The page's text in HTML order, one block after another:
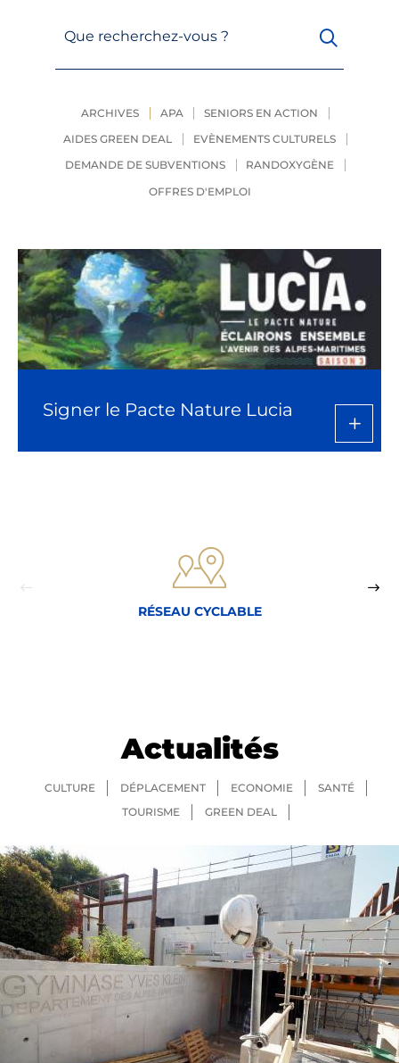
Que recherchez-vous ?
ARCHIVES APA
SENIORS EN ACTION
AIDES GREEN DEAL
EVÈNEMENTS CULTURELS
DEMANDE DE SUBVENTIONS
RANDOXYGÈNE
OFFRES D'EMPLOI
Signer le Pacte Nature Lucia
RÉSEAU CYCLABLE
Actualités
CULTURE DÉPLACEMENT ECONOMIE
SANTÉ
TOURISME
GREEN DEAL